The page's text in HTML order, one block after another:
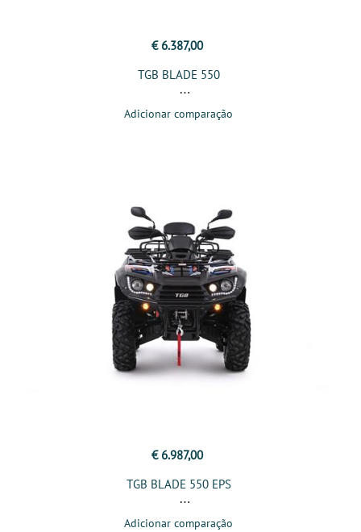
€ 6.387,00
TGB BLADE 550
Adicionar comparação
€ 6.987,00
TGB BLADE 550 EPS
Adicionar comparação